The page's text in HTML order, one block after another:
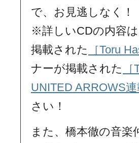
で、お見逃しなく！
※詳しいCDの内容
掲載された
［Toru
ナーが掲載された
UNITED ARROWS
さい！
また、橋本徹の音楽